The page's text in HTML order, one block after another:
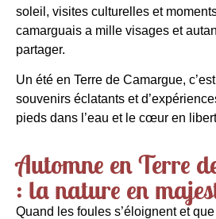
soleil , visites culturel les etmomen
camarguais a mil le visages et
partager.
Un été en Terre de Camargue, c’est
souvenirs éclatants etd’expérien
pieds dans l’eau et le cœur en
Automne en Terre
: la nature en
Quand les fou les s’éloignentetque